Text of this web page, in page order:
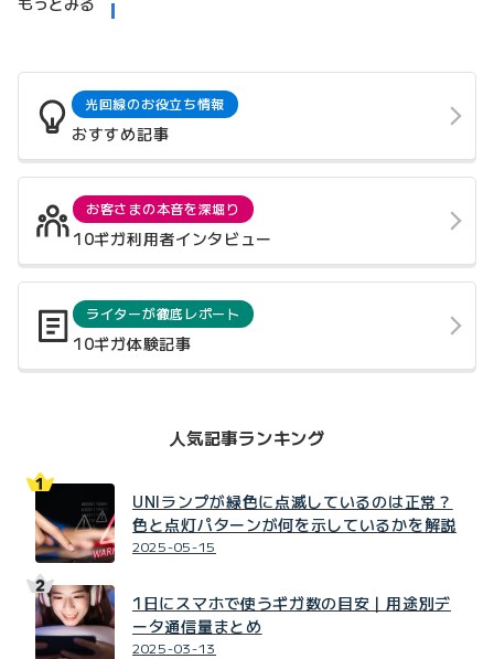
光回線のお役立ち情報
おすすめ記事
お客さまの本音を深堀り
10ギガ利用者インタビュー
ライターが徹底レポート
10ギガ体験記事
人気記事ランキング
UNIランプが緑色に点滅しているのは正常？
色と点灯パターンが何を示しているかを解説
2025-05-15
1日にスマホで使うギガ数の目安｜用途別デ
ータ通信量まとめ
2025-03-13